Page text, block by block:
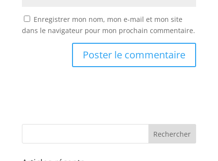
Enregistrer mon nom, mon e-mail et mon site
dans le navigateur pour mon prochain commentaire.